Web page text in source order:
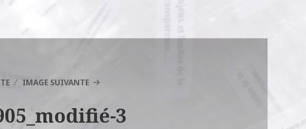
IMAGE SUIVANTE
3